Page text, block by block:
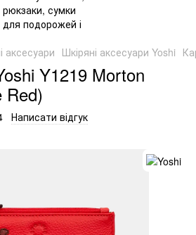
аксесуари Шкіряні аксесуари Yoshi
Y1219 Morton
Red)
Написати відгук